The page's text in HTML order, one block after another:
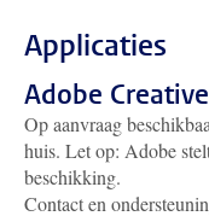
Applicaties
Adobe
Op aanvraag
huis. Let op: Adobe
beschikking.
Contact en